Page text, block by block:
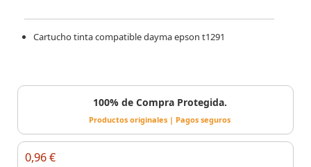
Cartucho tinta compatible dayma epson t1291
100% de Compra Protegida.
Productos originales | Pagos seguros
0,96 €